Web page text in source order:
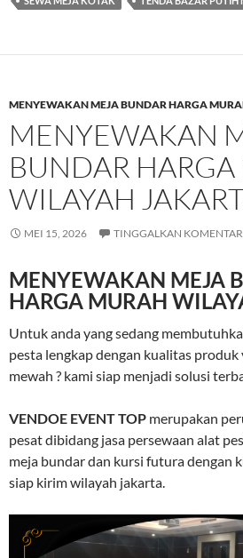
MENYEWAKAN MEJA BUNDAR HARGA
MENYEWAKAN
BUNDAR
WILAYAH
MEI 15, 2026 TINGGALKAN KOMENTAR
MENYEWAKAN MEJA
HARGA MURAH
Untuk anda yang sedang
pesta lengkap dengan kualitas produk
mewah ? kami siap menjadi solusi
VENDOE EVENT TOP merupakan
pesat dibidang jasa persewaan alat
meja bundar dan kursi futura dengan
siap kirim wilayah jakarta.